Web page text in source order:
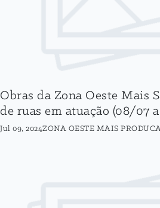
Obras da Zona Oeste Mais
de ruas em atuação (08/07
Jul 09, 2024ZONA OESTE MAIS